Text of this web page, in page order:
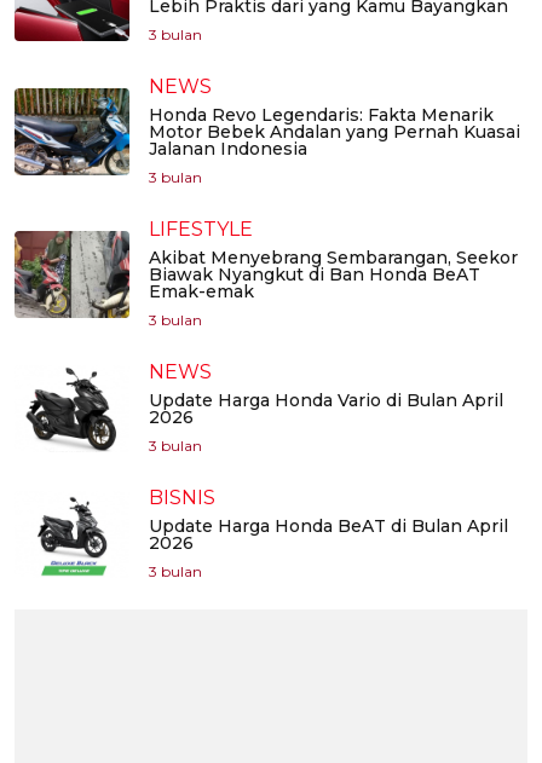
Lebih Praktis dari yang Kamu Bayangkan
3 bulan
NEWS
Honda Revo Legendaris: Fakta Menarik
Motor Bebek Andalan yang Pernah Kuasai
Jalanan Indonesia
3 bulan
LIFESTYLE
Akibat Menyebrang Sembarangan, Seekor
Biawak Nyangkut di Ban Honda BeAT
Emak-emak
3 bulan
NEWS
Update Harga Honda Vario di Bulan April
2026
3 bulan
BISNIS
Update Harga Honda BeAT di Bulan April
2026
3 bulan